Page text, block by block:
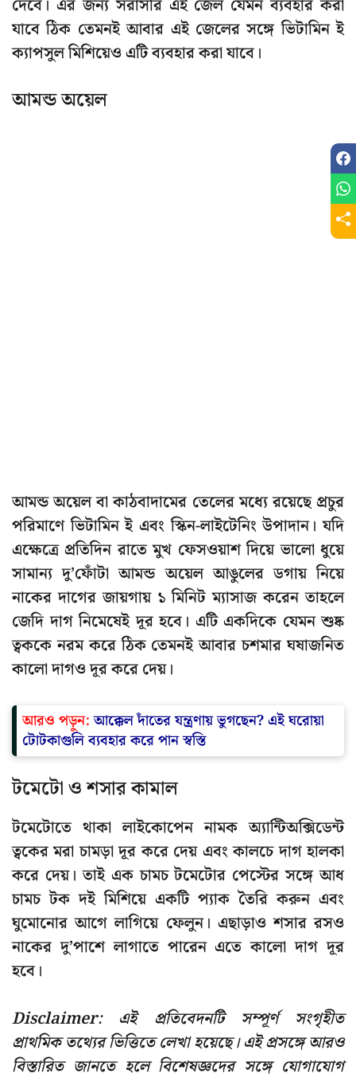
দেবে। এর জন্য সরাসরি এই জেল যেমন ব্যবহার করা
যাবে ঠিক তেমনই আবার এই জেলের সঙ্গে ভিটামিন ই
ক্যাপসুল মিশিয়েও এটি ব্যবহার করা যাবে।
আমন্ড অয়েল
আমন্ড অয়েল বা কাঠবাদামের তেলের মধ্যে রয়েছে প্রচুর
পরিমাণে ভিটামিন ই এবং স্কিন-লাইটেনিং উপাদান। যদি
এক্ষেত্রে প্রতিদিন রাতে মুখ ফেসওয়াশ দিয়ে ভালো ধুয়ে
সামান্য দু’ফোঁটা আমন্ড অয়েল আঙুলের ডগায় নিয়ে
নাকের দাগের জায়গায় ১ মিনিট ম্যাসাজ করেন তাহলে
জেদি দাগ নিমেষেই দূর হবে। এটি একদিকে যেমন শুষ্ক
ত্বককে নরম করে ঠিক তেমনই আবার চশমার ঘষাজনিত
কালো দাগও দূর করে দেয়।
আরও পড়ুন:আক্কেল দাঁতের যন্ত্রণায় ভুগছেন? এই ঘরোয়া
টোটকাগুলি ব্যবহার করে পান স্বস্তি
টমেটো ও শসার কামাল
টমেটোতে থাকা লাইকোপেন নামক অ্যান্টিঅক্সিডেন্ট
ত্বকের মরা চামড়া দূর করে দেয় এবং কালচে দাগ হালকা
করে দেয়। তাই এক চামচ টমেটোর পেস্টের সঙ্গে আধ
চামচ টক দই মিশিয়ে একটি প্যাক তৈরি করুন এবং
ঘুমোনোর আগে লাগিয়ে ফেলুন। এছাড়াও শসার রসও
নাকের দু’পাশে লাগাতে পারেন এতে কালো দাগ দূর
হবে।
Disclaimer: এই প্রতিবেদনটি সম্পূর্ণ সংগৃহীত
প্রাথমিক তথ্যের ভিত্তিতে লেখা হয়েছে। এই প্রসঙ্গে আরও
বিস্তারিত জানতে হলে বিশেষজ্ঞদের সঙ্গে যোগাযোগ